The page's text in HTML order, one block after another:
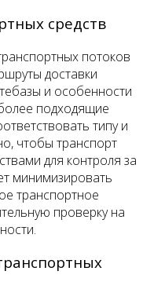
средств
потоков
доставки
и особенности
подходящие
типу и
чтобы транспорт
для контроля за
минимизировать
транспортное
проверку на